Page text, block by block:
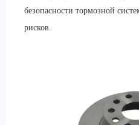
безопасности тормозной
рисков.